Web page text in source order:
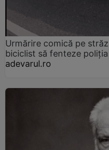
Urmărire comică pe
biciclist să fenteze
adevarul.ro